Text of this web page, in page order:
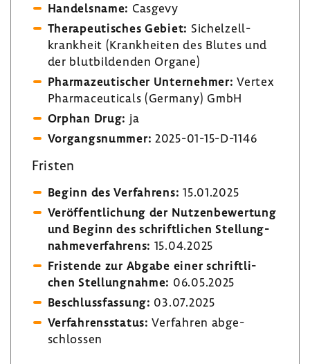
Handels­name: Casgevy
Thera­peu­ti­sches Gebiet: Sichel­zell­
krank­heit (Krank­heiten des Blutes und
der blut­bil­denden Organe)
Phar­ma­zeu­ti­scher Unter­nehmer: Vertex
Phar­ma­ceu­ti­cals (Germany) GmbH
Orphan Drug: ja
Vorgangs­nummer: 2025-​01-15-D-1146
Fristen
Beginn des Verfah­rens: 15.01.2025
Veröf­fent­li­chung der Nutzen­be­wer­tung
und Beginn des schrift­li­chen Stel­lung­
nah­me­ver­fah­rens: 15.04.2025
Fris­tende zur Abgabe einer schrift­li­
chen Stel­lung­nahme: 06.05.2025
Beschluss­fas­sung: 03.07.2025
Verfah­rens­status: Verfahren abge­
schlossen